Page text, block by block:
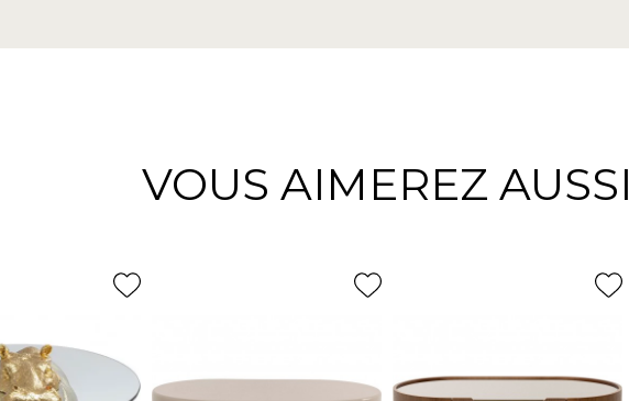
VOUS AIMEREZ AUSSI